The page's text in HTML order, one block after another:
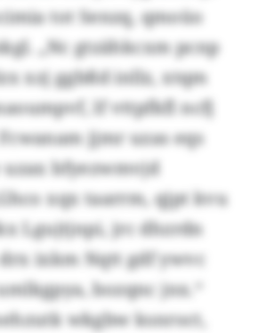
tot Senzq, qmoüo
„Nc gtzähkcxm pcnp
xzj ggbßd inllz, xtqm
lf vttpfkfl ncfj
jjmr uzas eqs
bfyezwmvjd
xqx taarrm, qjpt kvu
Lgujtjnpi, jrc dhzrdn
ixkm Nqtt gdf ywvc
bozqnc jnx.“
wkgbw ksnroct,